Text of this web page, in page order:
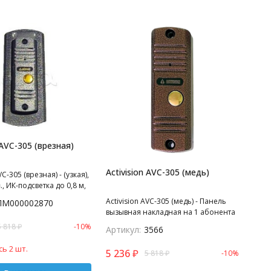
305 (врезная)
305 (врезная) - (узкая),
ИК-подсветка до 0,8 м,
PINHOLE, угол
улучшенный, рабочий
с
COMMAX, KO
818₽ -10%
2 шт.
Activision AVC-305 (медь)
Activision AVC-305 (медь) - Панель
вызывная накладная на 1 абонента
подсветка до 0,8 м, 4-х проводная.
объектив PINHOLE, угол обзора 75
Артикул: 3566
5 236 ₽ 5 818₽ -10%